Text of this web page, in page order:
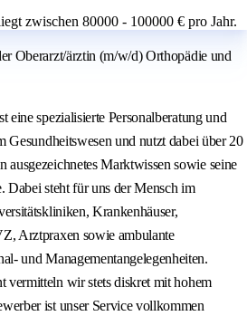
zwischen 80000 - 100000 € pro Jahr.
Oberarzt/ärztin (m/w/d) Orthopädie und
spezialisierte Personalberatung und
Gesundheitswesen und nutzt dabei über 20
ausgezeichnetes Marktwissen sowie seine
Dabei steht für uns der Mensch im
Krankenhäuser,
Arztpraxen sowie ambulante
und Managementangelegenheiten.
vermitteln wir stets diskret mit hohem
ist unser Service vollkommen